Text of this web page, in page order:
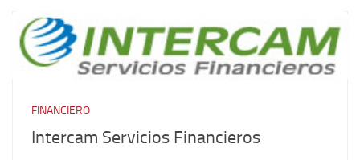
FINANCIERO
Intercam Servicios Financieros